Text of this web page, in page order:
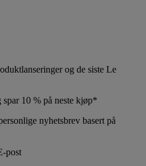
og de siste Le
10 % på neste kjøp*
nyhetsbrev basert på
post